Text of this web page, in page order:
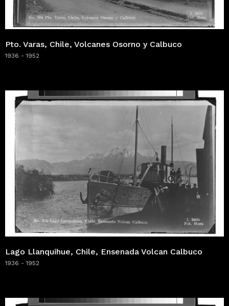
Pto. Varas, Chile, Volcanes Osorno y Calbuco
1936 - 1952
Lago Llanquihue, Chile, Ensenada Volcan Calbuco
1936 - 1952